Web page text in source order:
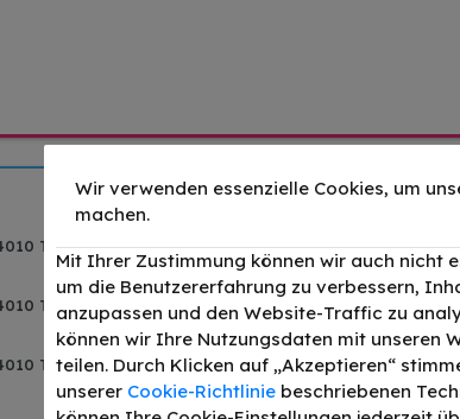
Tinte Schwarz Cyan Magenta Gelb Foto Schwarz
Tinte Schwarz bis zu 250 Seiten 7ml
Tinte Foto Schwarz bis zu 400 Seiten 4ml
Wir verwenden essenzielle Cookies, um
machen.
Mit Ihrer Zustimmung können wir auch nicht
um die Benutzererfahrung zu verbessern,
anzupassen und den Website-Traffic zu
können wir Ihre Nutzungsdaten mit unseren
teilen. Durch Klicken auf „Akzeptieren“
unserer Cookie-Richtlinie beschriebenen